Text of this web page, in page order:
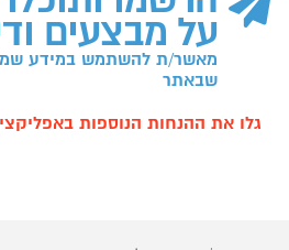
על מבצעים
מאשר/ת להשתמש במידע
שבאתר
גלו את ההנחות הנוספות